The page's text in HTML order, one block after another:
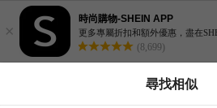
×
時尚購物-SHEIN APP
更多專屬折扣和額外優惠，盡在
(8,699)
尋找相似